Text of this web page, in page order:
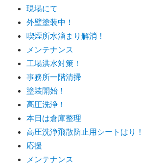
現場にて
外壁塗装中！
喫煙所水溜まり解消！
メンテナンス
工場洪水対策！
事務所一階清掃
塗装開始！
高圧洗浄！
本日は倉庫整理
高圧洗浄飛散防止用シートはり！
応援
メンテナンス